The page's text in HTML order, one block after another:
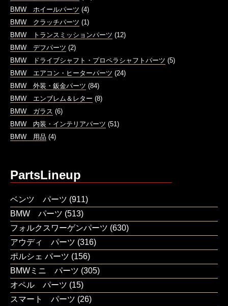
BMW ホイールパーツ (4)
BMW クラッチパーツ (1)
BMW トランスミッションパーツ (12)
BMW デフパーツ (2)
BMW ドライブシャフト・プロペラシャフトパーツ (5)
BMW エアコン・ヒーターパーツ (24)
BMW 外装・鈑金パーツ (84)
BMW エンブレム＆レター (8)
BMW ガラス (6)
BMW 内装・インテリアパーツ (51)
BMW 用品 (4)
PartsLineup
ベンツ パーツ (911)
BMW パーツ (513)
フォルクスワーゲンパーツ (630)
アウディ パーツ (316)
ポルシェ パーツ (156)
BMWミニ パーツ (305)
オペル パーツ (15)
スマート パーツ (26)